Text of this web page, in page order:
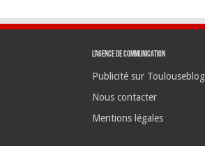
L’agence de communication
Publicité sur Toulouseblog
Nous contacter
Mentions légales